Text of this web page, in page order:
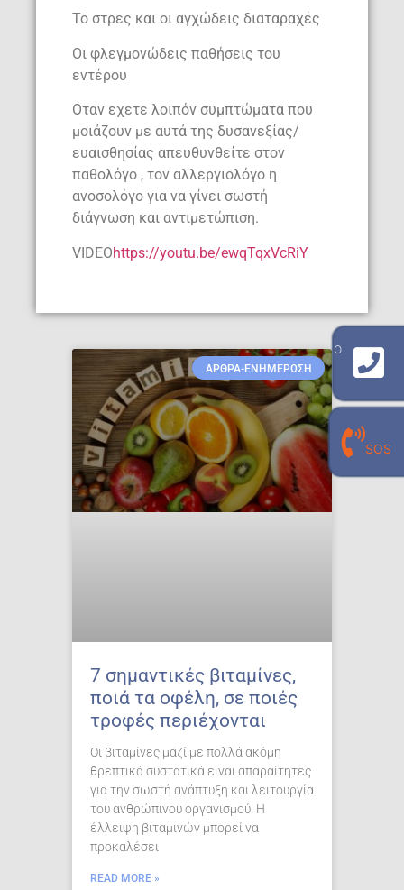
To στρες και οι αγχώδεις διαταραχές
Οι φλεγμονώδεις παθήσεις του
εντέρου
Οταν εχετε λοιπόν συμπτώματα που
μοιάζουν με αυτά της δυσανεξίας/
ευαισθησίας απευθυνθείτε στον
παθολόγο , τον αλλεργιολόγο η
ανοσολόγο για να γίνει σωστή
διάγνωση και αντιμετώπιση.
VIDEOhttps://youtu.be/ewqTqxVcRiY
ΑΡΘΡΑ-ΕΝΗΜΕΡΩΣΗ
7 σημαντικές βιταμίνες,
ποιά τα οφέλη, σε ποιές
τροφές περιέχονται
Οι βιταμίνες μαζί με πολλά ακόμη
θρεπτικά συστατικά είναι απαραίτητες
για την σωστή ανάπτυξη και λειτουργία
του ανθρώπινου οργανισμού. Η
έλλειψη βιταμινών μπορεί να
προκαλέσει
READ MORE »
γραμμή επικοινωνίας με το εργαστήριο
210 940 8909
γραμμή επικοινωνίας με τον
προσωπικό σου εργαστηριακό γιατρό
210 940 0496
SOS